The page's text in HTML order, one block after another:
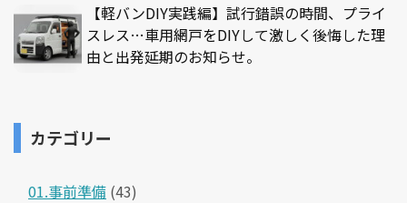
【軽バンDIY実践編】試行錯誤の時間、プライ
スレス…車用網戸をDIYして激しく後悔した理
由と出発延期のお知らせ。
カテゴリー
01.事前準備 (43)